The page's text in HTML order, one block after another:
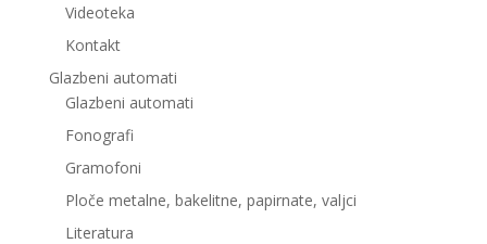
Videoteka
Kontakt
Glazbeni automati
Glazbeni automati
Fonografi
Gramofoni
Ploče metalne, bakelitne, papirnate, valjci
Literatura